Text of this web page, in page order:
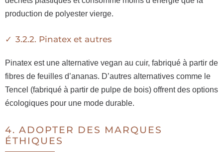
production de polyester vierge.
3.2.2. Pinatex et autres
Pinatex est une alternative vegan au cuir, fabriqué à partir de
fibres de feuilles d’ananas. D’autres alternatives comme le
Tencel (fabriqué à partir de pulpe de bois) offrent des options
écologiques pour une mode durable.
4. ADOPTER DES MARQUES
ÉTHIQUES